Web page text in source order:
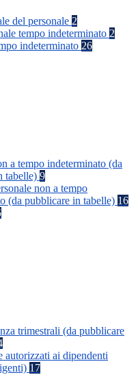
del personale 2
tempo indeterminato 2
indeterminato 26
a tempo indeterminato (da
tabelle) 9
non a tempo
(da pubblicare in tabelle) 16
trimestrali (da pubblicare
autorizzati ai dipendenti
17